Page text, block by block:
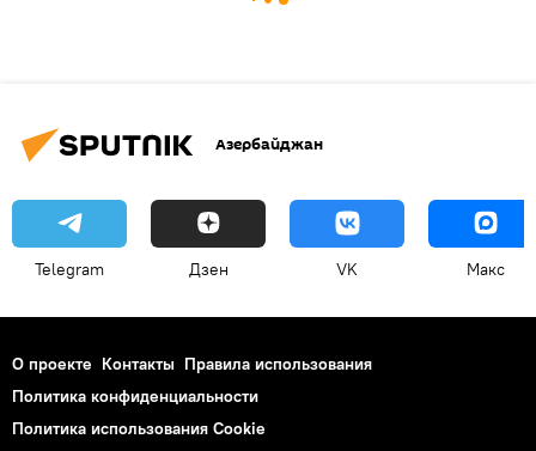
Азербайджан
Telegram Дзен VK Макс
О проекте Контакты Правила использования
Политика конфиденциальности
Политика использования Cookie